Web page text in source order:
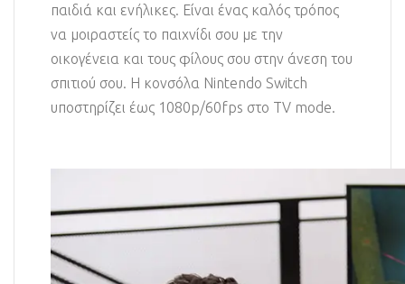
παιδιά και ενήλικες. Είναι ένας καλός τρόπος
να μοιραστείς το παιχνίδι σου με την
οικογένεια και τους φίλους σου στην άνεση του
σπιτιού σου. Η κονσόλα Nintendo Switch
υποστηρίζει έως 1080p/60fps στο TV mode.